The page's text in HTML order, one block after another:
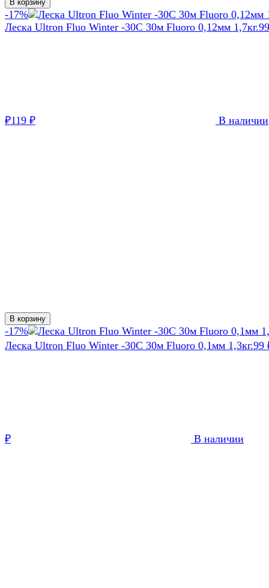
В корзину
-17%
Леска Ultron Fluo Winter -30С 30м Fluoro 0,12мм 1,7кг.99
₽119 ₽ В наличии
В корзину
-17%
Леска Ultron Fluo Winter -30С 30м Fluoro 0,1мм 1,3кг.99
₽ В наличии